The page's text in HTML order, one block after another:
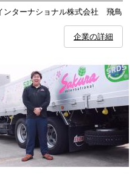
ンターナショナル株式会社 飛鳥
企業の詳細